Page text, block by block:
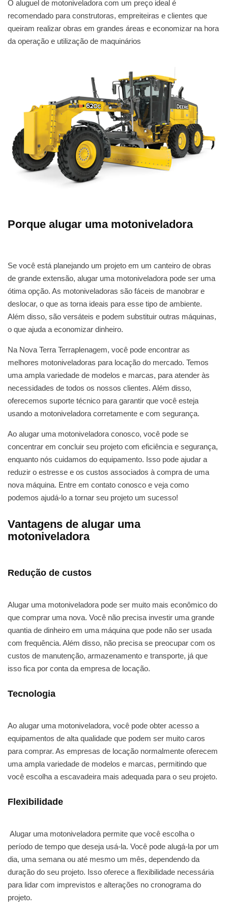
O aluguel de motoniveladora com um preço ideal é
recomendado para construtoras, empreiteiras e clientes que
queiram realizar obras em grandes áreas e economizar na hora
da operação e utilização de maquinários
Porque alugar uma motoniveladora
Se você está planejando um projeto em um canteiro de obras
de grande extensão, alugar uma motoniveladora pode ser uma
ótima opção. As motoniveladoras são fáceis de manobrar e
deslocar, o que as torna ideais para esse tipo de ambiente.
Além disso, são versáteis e podem substituir outras máquinas,
o que ajuda a economizar dinheiro.
Na Nova Terra Terraplenagem, você pode encontrar as
melhores motoniveladoras para locação do mercado. Temos
uma ampla variedade de modelos e marcas, para atender às
necessidades de todos os nossos clientes. Além disso,
oferecemos suporte técnico para garantir que você esteja
usando a motoniveladora corretamente e com segurança.
Ao alugar uma motoniveladora conosco, você pode se
concentrar em concluir seu projeto com eficiência e segurança,
enquanto nós cuidamos do equipamento. Isso pode ajudar a
reduzir o estresse e os custos associados à compra de uma
nova máquina. Entre em contato conosco e veja como
podemos ajudá-lo a tornar seu projeto um sucesso!
Vantagens de alugar uma
motoniveladora
Redução de custos
Alugar uma motoniveladora pode ser muito mais econômico do
que comprar uma nova. Você não precisa investir uma grande
quantia de dinheiro em uma máquina que pode não ser usada
com frequência. Além disso, não precisa se preocupar com os
custos de manutenção, armazenamento e transporte, já que
isso fica por conta da empresa de locação.
Tecnologia
Ao alugar uma motoniveladora, você pode obter acesso a
equipamentos de alta qualidade que podem ser muito caros
para comprar. As empresas de locação normalmente oferecem
uma ampla variedade de modelos e marcas, permitindo que
você escolha a escavadeira mais adequada para o seu projeto.
Flexibilidade
Alugar uma motoniveladora permite que você escolha o
período de tempo que deseja usá-la. Você pode alugá-la por um
dia, uma semana ou até mesmo um mês, dependendo da
duração do seu projeto. Isso oferece a flexibilidade necessária
para lidar com imprevistos e alterações no cronograma do
projeto.